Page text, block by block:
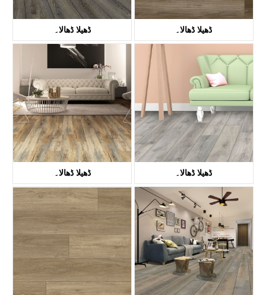
ڈھیلا ڈھالا۔
کے ٹی وی 8028۔
ڈھیلا ڈھالا۔
ڈھیلا ڈھالا۔
KTV8008۔
ڈھیلا ڈھالا۔
کے ٹی وی 8021۔